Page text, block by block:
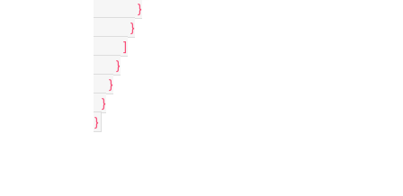
            }
          }
        ]
      }
    }
  }
}